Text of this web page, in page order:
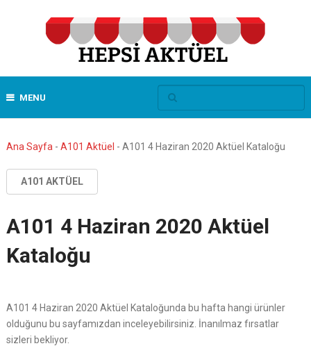
MENU
Ana Sayfa - A101 Aktüel - A101 4 Haziran 2020 Aktüel Kataloğu
A101 AKTÜEL
A101 4 Haziran 2020 Aktüel
Kataloğu
A101 4 Haziran 2020 Aktüel Kataloğunda bu hafta hangi ürünler
olduğunu bu sayfamızdan inceleyebilirsiniz. İnanılmaz fırsatlar
sizleri bekliyor.